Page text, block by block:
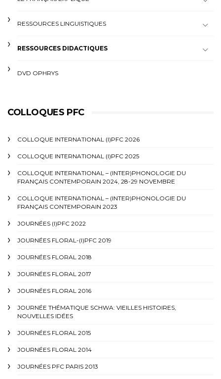
RESSOURCES LINGUISTIQUES
RESSOURCES DIDACTIQUES
DVD OPHRYS
COLLOQUES PFC
COLLOQUE INTERNATIONAL (I)PFC 2026
COLLOQUE INTERNATIONAL (I)PFC 2025
COLLOQUE INTERNATIONAL – (INTER)PHONOLOGIE DU
FRANÇAIS CONTEMPORAIN 2024, 28-29 NOVEMBRE
COLLOQUE INTERNATIONAL – (INTER)PHONOLOGIE DU
FRANÇAIS CONTEMPORAIN 2023
JOURNÉES (I)PFC 2022
JOURNÉES FLORAL-(I)PFC 2019
JOURNÉES FLORAL 2018
JOURNÉES FLORAL 2017
JOURNÉES FLORAL 2016
JOURNÉE THÉMATIQUE SCHWA: VIEILLES HISTOIRES,
NOUVELLES IDÉES
JOURNÉES FLORAL 2015
JOURNÉES FLORAL 2014
JOURNÉES PFC PARIS 2013